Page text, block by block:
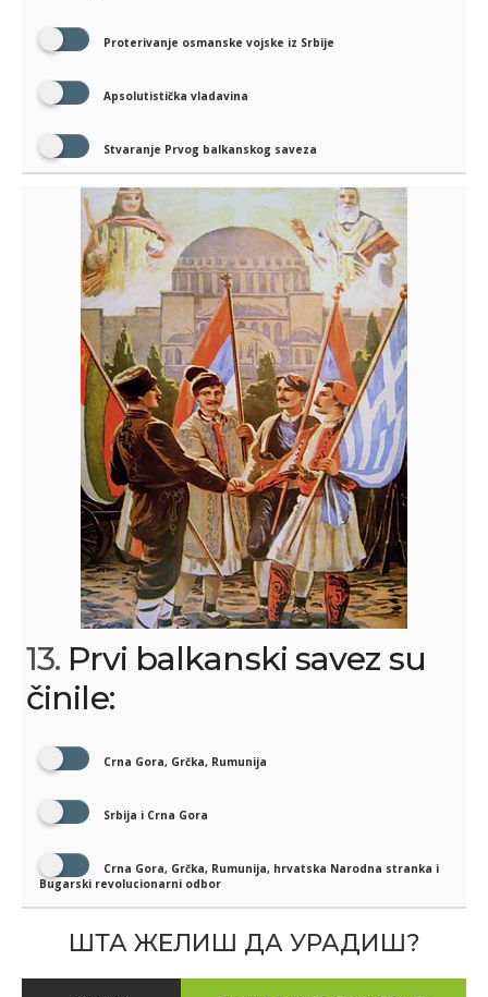
Proterivanje osmanske vojske iz Srbije
Apsolutistička vladavina
Stvaranje Prvog balkanskog saveza
13. Prvi balkanski savez su
činile:
Crna Gora, Grčka, Rumunija
Srbija i Crna Gora
Crna Gora, Grčka, Rumunija, hrvatska Narodna stranka i
Bugarski revolucionarni odbor
ШТА ЖЕЛИШ ДА УРАДИШ?